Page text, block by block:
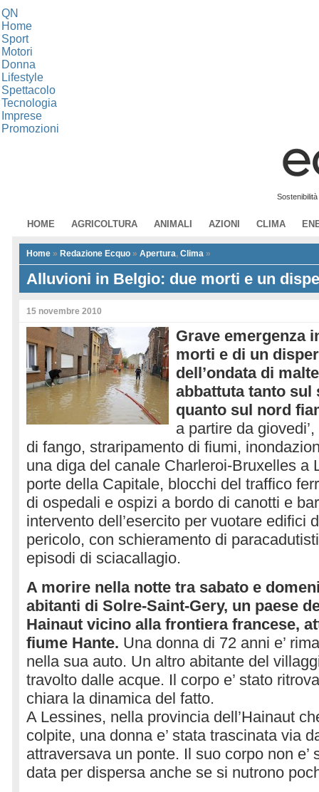
QN
Home
Sport
Motori
Donna
Lifestyle
Spettacolo
Tecnologia
Imprese
Promozioni
HOME AGRICOLTURA ANIMALI AZIONI CLIMA
Home » Redazione Ecquo » Apertura, Clima »
Alluvioni in Belgio: due morti e un
15 novembre 2010
Grave emergenza
morti e di un
dell’ondata di
abbattuta tanto sul
quanto sul nord
a partire da
di fango, straripamento di fiumi,
una diga del canale Charleroi-Bruxelles a
porte della Capitale, blocchi del traffico
di ospedali e ospizi a bordo di canotti e
intervento dell’esercito per vuotare edifici
pericolo, con schieramento di
episodi di sciacallagio.
A morire nella notte tra sabato e
abitanti di Solre-Saint-Gery, un paese
Hainaut vicino alla frontiera francese,
fiume Hante. Una donna di 72 anni e’
nella sua auto. Un altro abitante del
travolto dalle acque. Il corpo e’ stato
chiara la dinamica del fatto.
A Lessines, nella provincia dell’Hainaut
colpite, una donna e’ stata trascinata via
attraversava un ponte. Il suo corpo non e’
data per dispersa anche se si nutrono